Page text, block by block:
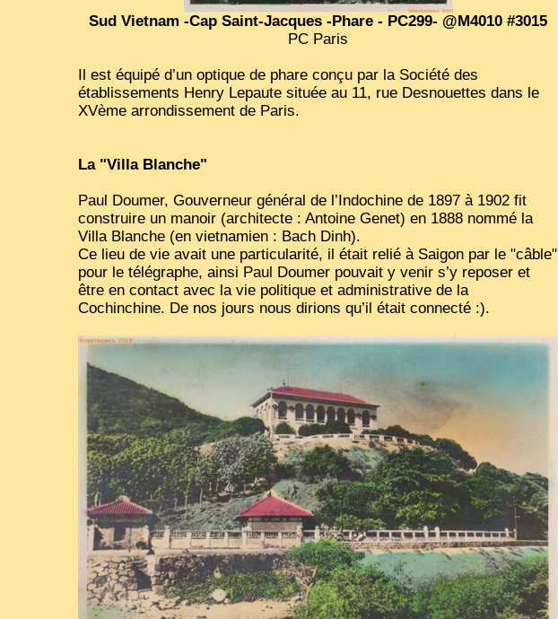
Sud Vietnam -Cap Saint-Jacques -Phare - PC299- @M4010 #3015
PC Paris
Il est équipé d’un optique de phare conçu par la Société des
établissements Henry Lepaute située au 11, rue Desnouettes dans le
XVème arrondissement de Paris.
La "Villa Blanche"
Paul Doumer, Gouverneur général de l’Indochine de 1897 à 1902 fit
construire un manoir (architecte : Antoine Genet) en 1888 nommé la
Villa Blanche (en vietnamien : Bach Dinh).
Ce lieu de vie avait une particularité, il était relié à Saigon par le "câble"
pour le télégraphe, ainsi Paul Doumer pouvait y venir s’y reposer et
être en contact avec la vie politique et administrative de la
Cochinchine. De nos jours nous dirions qu’il était connecté :).